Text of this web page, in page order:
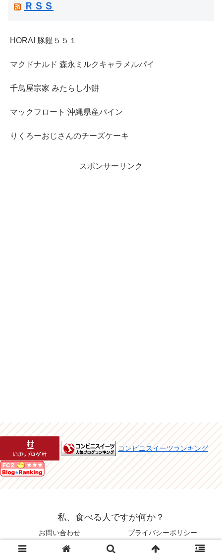
ＲＳＳ
HORAI 豚饅５５１
マクドナルド 森永ミルクキャラメルパイ
千鳥屋宗家 みたらし小餅
マックフロート 沖縄県産パイン
りくろーおじさんのチーズケーキ
スポンサーリンク
コンビニスイーツランキング
私、食べる人ですが何か？
お問い合わせ プライバシーポリシー
© 2015 私、食べる人ですが何か？.